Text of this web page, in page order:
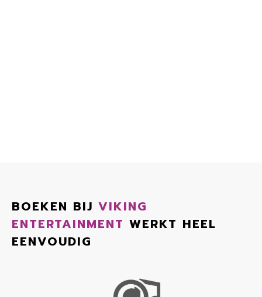
BOEKEN BIJ VIKING
ENTERTAINMENT WERKT HEEL
EENVOUDIG